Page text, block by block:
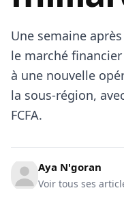
Une semaine
le marché
à une nouvelle
la sous-région,
FCFA.
Aya N'goran
Voir tous ses